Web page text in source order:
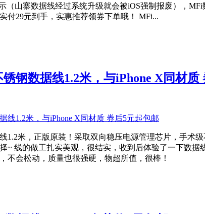
（山寨数据线经过系统升级就会被iOS强制报废），
付29元到手，实惠推荐领券下单哦！ MFi...
钢数据线1.2米，与iPhone X同材质
1.2米，正版原装！采取双向稳压电源管理芯片，手术
~ 线的做工扎实美观，很结实，收到后体验了一下数
不会松动，质量也很强硬，物超所值，很棒！